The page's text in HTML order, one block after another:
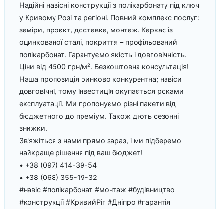
Надійні навісні конструкції з полікарбонату під ключ
у Кривому Розі та регіоні. Повний комплекс послуг:
заміри, проєкт, доставка, монтаж. Каркас із
оцинкованої сталі, покриття – профільований
полікарбонат. Гарантуємо якість і довговічність.
Ціни від 4500 грн/м². Безкоштовна консультація!
Наша пропозиція ринково конкурентна; навіси
довговічні, тому інвестиція окупається роками
експлуатації. Ми пропонуємо різні пакети від
бюджетного до преміум. Також діють сезонні
знижки.
Зв'яжіться з нами прямо зараз, і ми підберемо
найкраще рішення під ваш бюджет!
• +38 (097) 414-39-54
• +38 (068) 355-19-32
#навіс #полікарбонат #монтаж #будівництво
#конструкції #КривийРіг #Дніпро #гарантія